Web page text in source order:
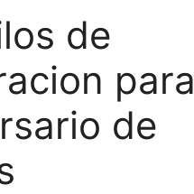
de
para
de